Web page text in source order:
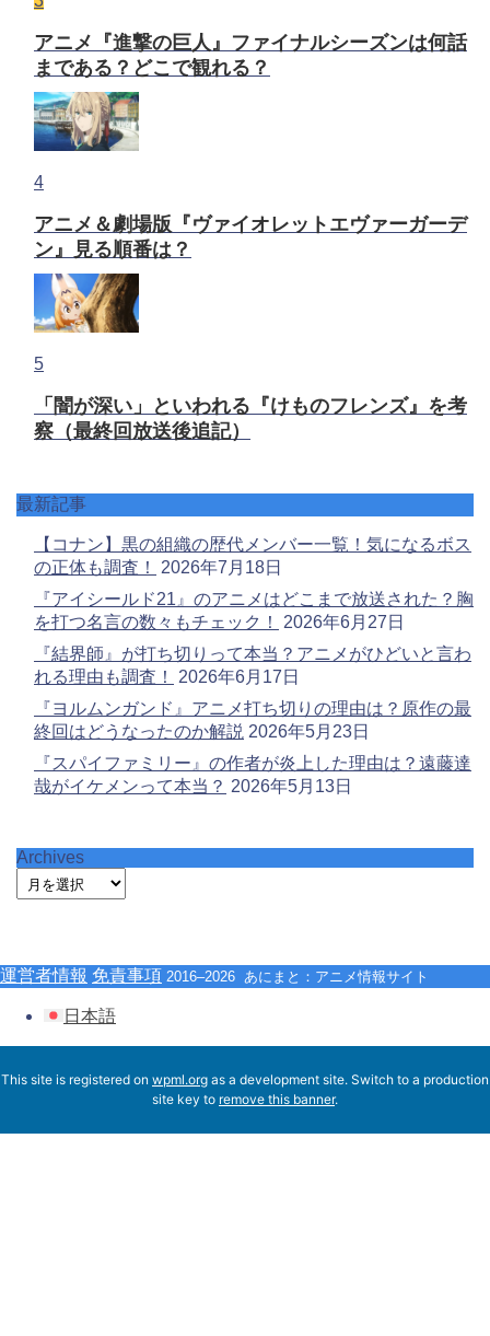
アニメ『進撃の巨人』ファイナルシーズンは何話
まである？どこで観れる？
4
アニメ＆劇場版『ヴァイオレットエヴァーガーデ
ン』見る順番は？
5
「闇が深い」といわれる『けものフレンズ』を考
察（最終回放送後追記）
最新記事
【コナン】黒の組織の歴代メンバー一覧！気になるボス
の正体も調査！
2026年7月18日
『アイシールド21』のアニメはどこまで放送された？胸
を打つ名言の数々もチェック！
2026年6月27日
『結界師』が打ち切りって本当？アニメがひどいと言わ
れる理由も調査！
2026年6月17日
『ヨルムンガンド』アニメ打ち切りの理由は？原作の最
終回はどうなったのか解説 2026年5月23日
『スパイファミリー』の作者が炎上した理由は？遠藤達
哉がイケメンって本当？ 2026年5月13日
Archives
運営者情報 免責事項 2016–2026 あにまと：アニメ情報サイト
日本語
This site is registered on wpml.org as a development site. Switch to a production
site key to remove this banner.